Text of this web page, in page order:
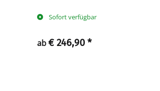
Sofort verfügbar
ab€ 246,90 *